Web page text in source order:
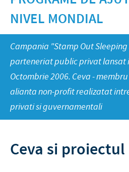
Productie
Cercetare si dezvoltare
Istoria Grupului Ceva
Ceva in lume
Suine
Rumegatoare
Animale de companie
Stiri Ceva Sante Animale
Calendare anuale
Importanta responsabilitatii
Contributii
Programe de ajutorare la
CARIERA
Trimiteti CV-ul
Joburi in Romania
Joburi internationale in
CONTACT
CONDITII
FARMACOVIGILENTA
NIVEL MONDIAL
Campania "Stamp Out Sleeping
parteneriat public privat lansat
Octombrie 2006. Ceva -
alianta non-profit realizatat
privati si guvernamentali
Ceva si proiectul